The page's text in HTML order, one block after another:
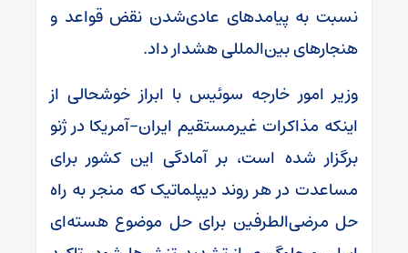
نسبت به پیامدهای عادی‌شدن نقض قواعد و
هنجارهای بین‌المللی هشدار داد.
وزیر امور خارجه سوئیس با ابراز خوشحالی از
اینکه مذاکرات غیرمستقیم ایران-آمریکا در ژنو
برگزار شده است، بر آمادگی این کشور برای
مساعدت در هر روند دیپلماتیک که منجر به راه
حل مرضی‌الطرفین برای حل موضوع هسته‌ای